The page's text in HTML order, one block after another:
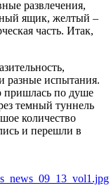
развлечения,
ящик, желтый –
часть. Итак,
разные испытания.
пришлась по душе
темный туннель
количество
и перешли в